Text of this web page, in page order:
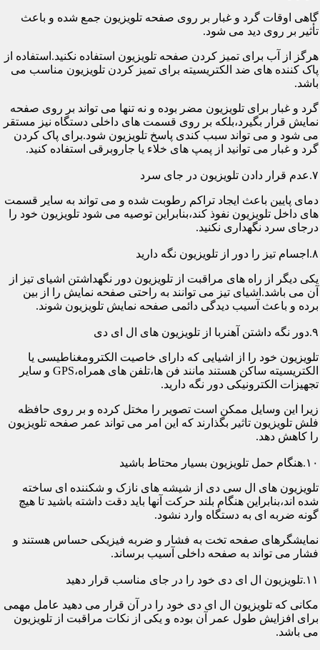
گاهی اوقات گرد و غبار بر روی صفحه تلویزیون جمع شده و باعث
تأثیر بر روی دید می شود.
هرگز از آب برای تمیز کردن صفحه تلویزیون استفاده نکنید.استفاده از
پاک کننده های ضد الکتریسیته برای تمیز کردن تلویزیون مناسب می
باشد.
گرد و غبار برای تلویزیون مضر بوده و نه تنها می تواند بر روی صفحه
نمایش قرار بگیرد،بلکه بر روی قسمت های داخلی دستگاه نیز مستقر
می شود و می تواند سبب کندی پاسخ تلویزیون شود.برای پاک کردن
گرد و غبار می توانید از پمپ های خلاء یا جاروبرقی استفاده کنید.
۷.عدم قرار دادن تلویزیون در جای سرد
دمای پایین باعث ایجاد تراکم رطوبت شده و می تواند به سایر قسمت
های داخل تلویزیون نفوذ کند،بنابراین توصیه می شود تلویزیون خود را
درجای سرد نگهداری نکنید.
۸.اجسام تیز را دور از تلویزیون نگه دارید
یکی دیگر از راه های مراقبت از تلویزیون دور نگهداشتن اشیای تیز از
آن می باشد.اشیای تیز می توانند به راحتی صفحه نمایش را از بین
برده و باعث آسیب دیدگی دائمی صفحه نمایش تلویزیون شوند.
۹.دور نگه داشتن آهنربا از تلویزیون های ال ای دی
تلویزیون خود را از اشیایی که دارای خاصیت الکترومغناطیسی یا
الکتریسیته ساکن هستند مانند فن ها،تلفن های همراه،GPS و سایر
تجهیزات الکترونیکی دور نگه دارید.
زیرا این وسایل ممکن است تصویر را مختل کرده و بر روی حافظه
فلش تلویزیون تاثیر بگذارند که این امر می تواند عمر صفحه تلویزیون
را کاهش دهد.
۱۰.هنگام حمل تلویزیون بسیار محتاط باشید
تلویزیون های ال سی دی از شیشه های نازک و شکننده ای ساخته
شده اند،بنابراین هنگام بلند حرکت آنها باید دقت داشته باشید تا هیچ
گونه ضربه ای به دستگاه وارد نشود.
نمایشگرهای صفحه تخت به فشار و ضربه فیزیکی حساس هستند و
فشار می تواند به صفحه داخلی آسیب برساند.
۱۱.تلویزیون ال ای دی خود را در جای مناسب قرار دهید
مکانی که تلویزیون ال ای دی خود را در آن قرار می دهید عامل مهمی
برای افزایش طول عمر آن بوده و یکی از نکات مراقبت از تلویزیون
می باشد.